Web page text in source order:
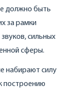
должно быть
за рамки
сильных
сферы.
набирают силу
построению